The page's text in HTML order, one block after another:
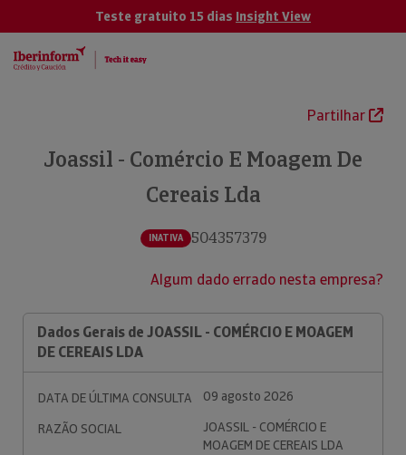
Teste gratuito 15 dias Insight View
Partilhar
Joassil - Comércio E Moagem De
Cereais Lda
INATIVA 504357379
Algum dado errado nesta empresa?
Dados Gerais de JOASSIL - COMÉRCIO E MOAGEM
DE CEREAIS LDA
DATA DE ÚLTIMA CONSULTA
09 agosto 2026
RAZÃO SOCIAL
JOASSIL - COMÉRCIO E
MOAGEM DE CEREAIS LDA